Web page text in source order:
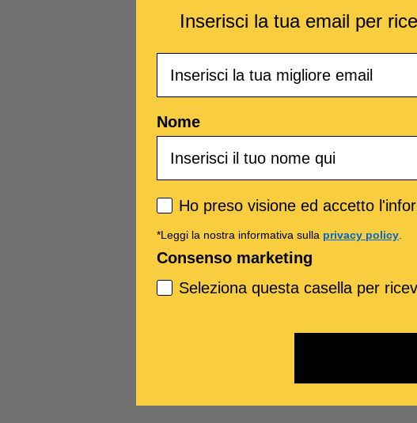
Inserisci la tua email per
Nome
Privacy policy
Ho preso visione ed accetto
*Leggi la nostra informativa sulla privacy policy.
Consenso marketing
Seleziona questa casella per